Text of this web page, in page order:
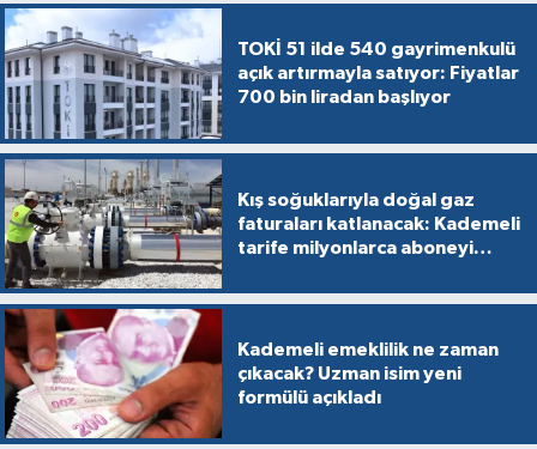
TOKİ 51 ilde 540 gayrimenkulü
açık artırmayla satıyor: Fiyatlar
700 bin liradan başlıyor
Kış soğuklarıyla doğal gaz
faturaları katlanacak: Kademeli
tarife milyonlarca aboneyi
Kademeli emeklilik ne zaman
çıkacak? Uzman isim yeni
formülü açıkladı